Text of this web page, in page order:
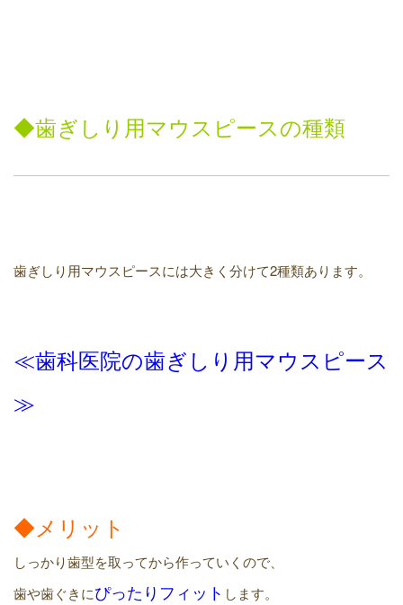
◆歯ぎしり用マウスピースの種類
歯ぎしり用マウスピースには大きく分けて2種類あります。
≪歯科医院の歯ぎしり用マウスピース
≫
◆メリット
しっかり歯型を取ってから作っていくので、
歯や歯ぐきにぴったりフィット します。